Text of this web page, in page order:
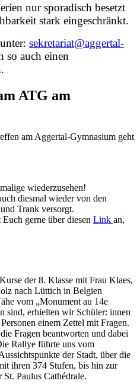
nur sporadisch besetzt
stark eingeschränkt.
sekretariat@aggertal-
so auch einen
ATG am
am Aggertal-Gymnasium geht
wiederzusehen!
diesmal wieder von den
Trank versorgt.
gerne über diesen Link an,
der 8. Klasse mit Frau Klaes,
nach Lüttich in Belgien
vom „Monument au 14e
sind, erhielten wir Schüler: innen
einem Zettel mit Fragen.
Fragen beantworten und dabei
Rallye führte uns vom
der Stadt, über die
ihren 374 Stufen, bis hin zur
St. Paulus Cathédrale.